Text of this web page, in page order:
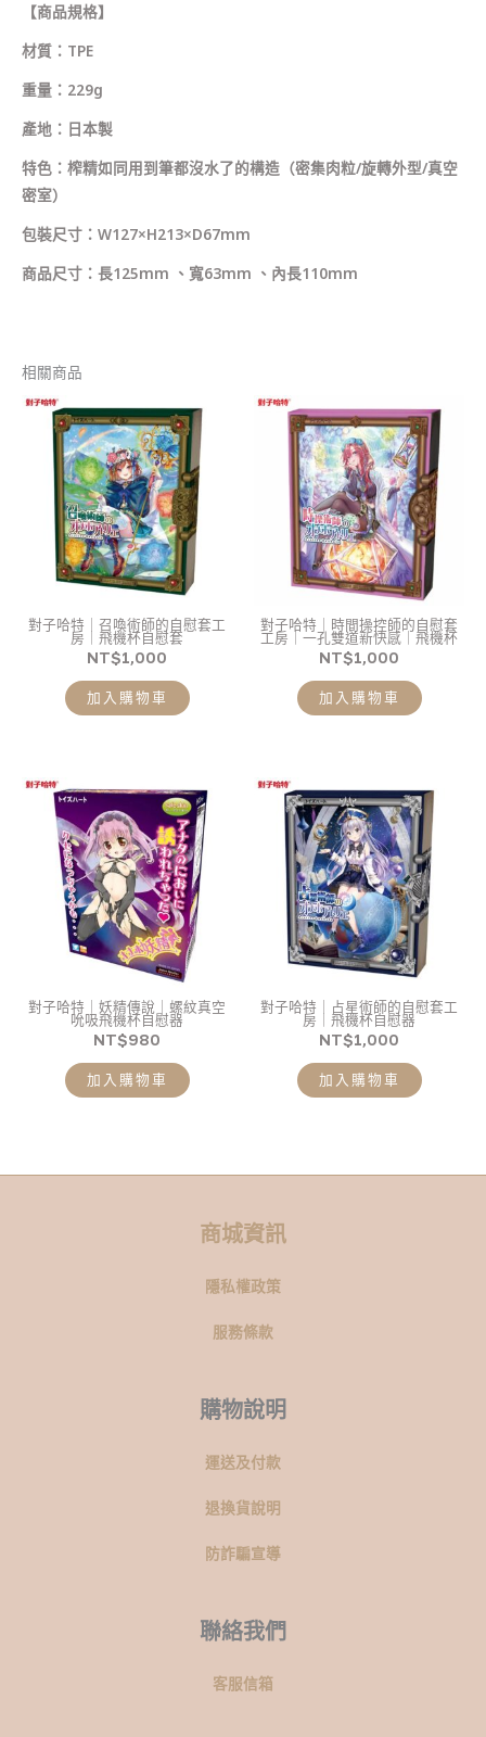
【商品規格】
材質：TPE
重量：229g
產地：日本製
特色：榨精如同用到筆都沒水了的構造（密集肉粒/旋轉外型/真空
密室）
包裝尺寸：W127×H213×D67mm
商品尺寸：長125mm 、寬63mm 、內長110mm
相關商品
對子哈特｜召喚術師的自慰套工
房｜飛機杯自慰套
NT$1,000
加入購物車
對子哈特｜時間操控師的自慰套
工房｜一孔雙道新快感｜飛機杯
NT$1,000
加入購物車
對子哈特｜妖精傳說｜螺紋真空
吮吸飛機杯自慰器
NT$980
加入購物車
對子哈特｜占星術師的自慰套工
房｜飛機杯自慰器
NT$1,000
加入購物車
商城資訊
隱私權政策
服務條款
購物說明
運送及付款
退換貨說明
防詐騙宣導
聯絡我們
客服信箱